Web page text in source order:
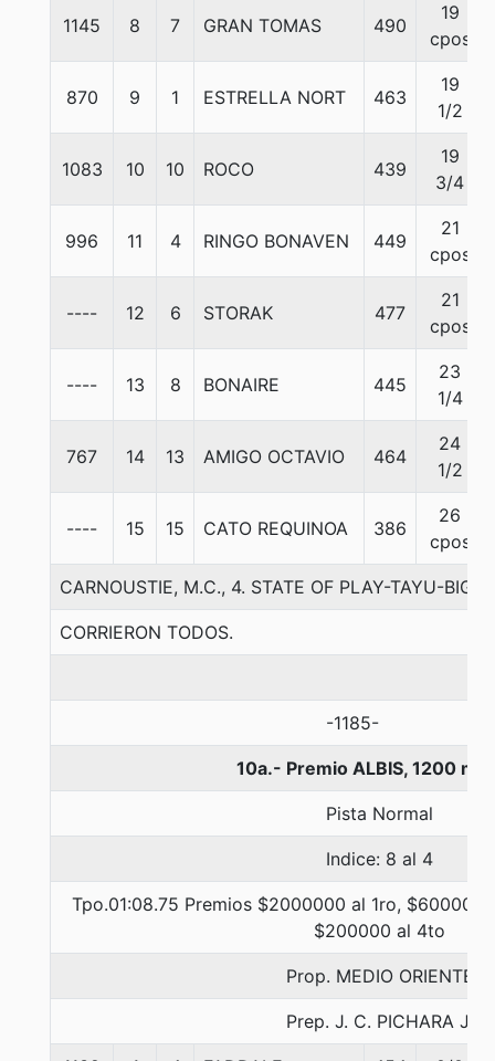
1145 8 7 GRAN TOMAS 490
19
cpos
870 9 1 ESTRELLA NORT 463
19
1/2
1083 10 10 ROCO 439
19
3/4
996 11 4 RINGO BONAVEN 449
21
cpos
---- 12 6 STORAK 477
21
cpos
---- 13 8 BONAIRE 445
23
1/4
767 14 13 AMIGO OCTAVIO 464
24
1/2
---- 15 15 CATO REQUINOA 386
26
cpos
CARNOUSTIE, M.C., 4. STATE OF PLAY-TAYU-BIG
CORRIERON TODOS.
-1185-
10a.- Premio ALBIS, 1200
Pista Normal
Indice: 8 al 4
Tpo.01:08.75 Premios $2000000 al 1ro,
$200000 al 4to
Prop. MEDIO ORIENTE
Prep. J. C. PICHARA J.